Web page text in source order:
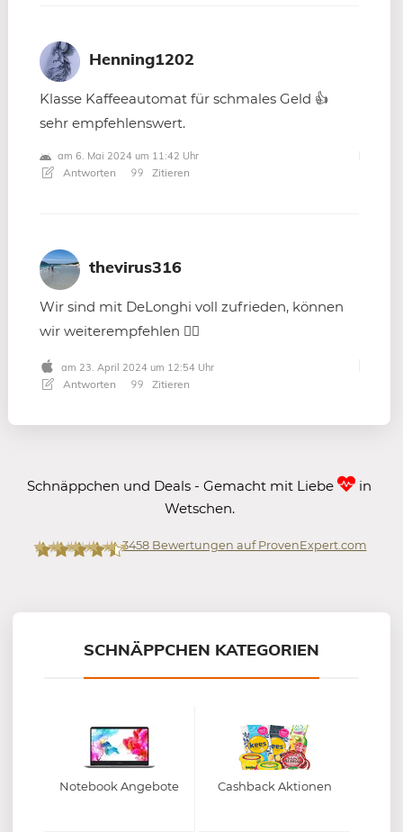
Henning1202
Klasse Kaffeeautomat für schmales Geld 👍
sehr empfehlenswert.
am 6. Mai 2024 um 11:42 Uhr
Antworten Zitieren
thevirus316
Wir sind mit DeLonghi voll zufrieden, können
wir weiterempfehlen 👍🏻
am 23. April 2024 um 12:54 Uhr
Antworten Zitieren
Schnäppchen und Deals - Gemacht mit Liebe
in
Wetschen.
3458Bewertungen auf ProvenExpert.com
SCHNÄPPCHEN KATEGORIEN
Notebook Angebote Cashback Aktionen